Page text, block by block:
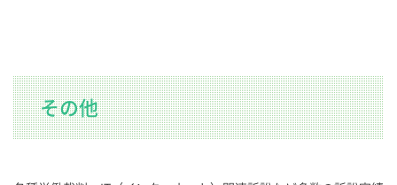
その他